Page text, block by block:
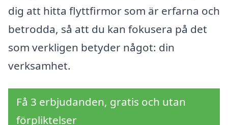
dig att hitta flyttfirmor som är erfarna och
betrodda, så att du kan fokusera på det
som verkligen betyder något: din
verksamhet.
Få 3 erbjudanden, gratis och utan
förpliktelser